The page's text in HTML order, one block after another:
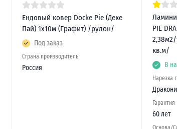
Ендовый ковер Docke Pie (Деке
Пай) 1х10м (Графит) /рулон/
Под заказ
Страна производитель
Россия
PIE
кв.м/
В
Нарезка
Гарантия
60 лет
Основа/